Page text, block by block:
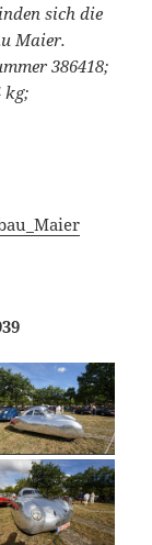
sich die
Maier.
386418;
kg;